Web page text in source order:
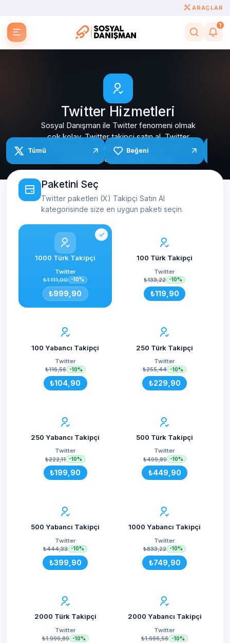
ARAÇLAR
1
Twitter Hizmetleri
Sosyal Danışman ile Twitter fenomeni olmak
çok kolay. Twitter takipçi satın al, Twitter
retweet satın al ve Twitter izlenme satın al
hizmetleri Sosyal Danışman'da.
Tümü Beğeni
Paketini Seç
Twitter paketleri (X) Takipçi Satın Al
kategorisinde size en uygun paketi seçin.
1000 Türk Takipçi
Twitter
₺1.111,00 -10%
₺999,90
100 Türk Takipçi
Twitter
₺133,22 -10%
₺119,90
100 Yabancı Takipçi
Twitter
₺116,56
-10%
₺104,90
250 Türk Takipçi
Twitter
₺255,44 -10%
₺229,90
250 Yabancı Takipçi
Twitter
₺222,11 -10%
₺199,90
500 Türk Takipçi
Twitter
₺499,89
-10%
₺449,90
500 Yabancı Takipçi
Twitter
₺444,33 -10%
₺399,90
1000 Yabancı Takipçi
Twitter
₺833,22 -10%
₺749,90
2000 Türk Takipçi
Twitter
₺1.999,89
-10%
2000 Yabancı Takipçi
Twitter
₺1.666,56 -10%